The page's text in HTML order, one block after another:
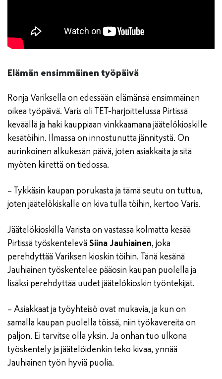
Elämän ensimmäinen työpäivä
Ronja Variksella on edessään elämänsä ensimmäinen
oikea työpäivä. Varis oli TET-harjoittelussa Pirtissä
keväällä ja haki kauppiaan vinkkaamana jäätelökioskille
kesätöihin. Ilmassa on innostunutta jännitystä. On
aurinkoinen alkukesän päivä, joten asiakkaita ja sitä
myöten kiirettä on tiedossa.
– Tykkäsin kaupan porukasta ja tämä seutu on tuttua,
joten jäätelökiskalle on kiva tulla töihin, kertoo Varis.
Jäätelökioskilla Varista on vastassa kolmatta kesää
Pirtissä työskentelevä Siina Jauhiainen, joka
perehdyttää Variksen kioskin töihin. Tänä kesänä
Jauhiainen työskentelee pääosin kaupan puolella ja
lisäksi perehdyttää uudet jäätelökioskin työntekijät.
– Asiakkaat ja työyhteisö ovat mukavia, ja kun on
samalla kaupan puolella töissä, niin työkavereita on
paljon. Ei tarvitse olla yksin. Ja onhan tuo ulkona
työskentely ja jäätelöidenkin teko kivaa, ynnää
Jauhiainen työn hyviä puolia.